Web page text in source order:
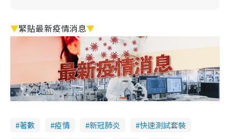
▼緊貼最新疫情消息▼
著數 疫情 新冠肺炎
快速測試套裝